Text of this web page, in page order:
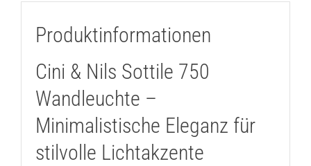
Produktinformationen
Cini & Nils Sottile 750
Wandleuchte –
Minimalistische Eleganz für
stilvolle Lichtakzente